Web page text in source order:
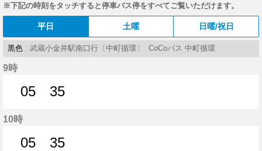
※下記の時刻をタッチすると停車バス停をすべてご覧いただけます。
平日 土曜 日曜/祝日
黒色 : 武蔵小金井駅南口行〔中町循環〕 CoCoバス 中町循環
9時
05
35
10時
05
35